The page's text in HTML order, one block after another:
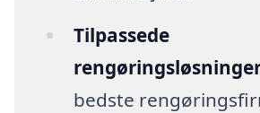
Tilpassede
bedste